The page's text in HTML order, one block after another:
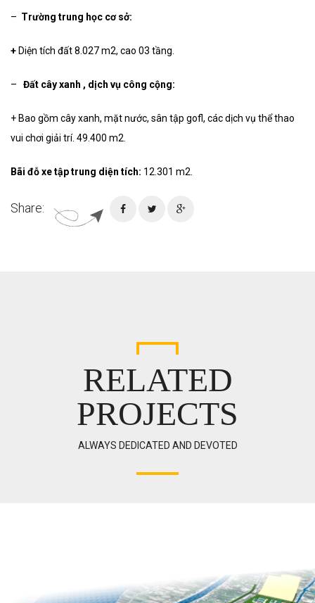
– Trường trung học cơ sở:
+ Diện tích đất 8.027 m2, cao 03 tầng.
– Đất cây xanh , dịch vụ công cộng:
+ Bao gồm cây xanh, mặt nước, sân tập gofl, các dịch vụ thể thao
vui chơi giải trí. 49.400 m2.
Bãi đỗ xe tập trung diện tích: 12.301 m2.
Share:
RELATED
PROJECTS
ALWAYS DEDICATED AND DEVOTED